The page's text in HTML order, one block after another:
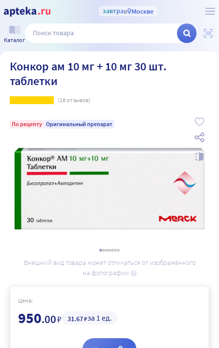
завтрав Москве
Каталог
Конкор ам 10 мг + 10 мг 30 шт.
таблетки
(18отзывов)
По рецепту Оригинальный препарат
Внешний вид товара может отличаться от изображённого
на фотографии
Цена:
950.00₽ 31.67₽за 1 ед.